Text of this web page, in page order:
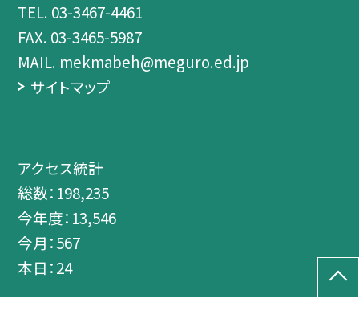
TEL. 03-3467-4461
FAX. 03-3465-5987
MAIL. mekmabeh@meguro.ed.jp
サイトマップ
アクセス統計
総数： 198,235
今年度： 13,546
今月：567
本日：24